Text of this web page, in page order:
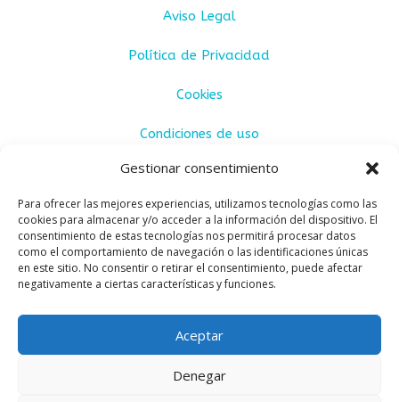
Gestionar consentimiento
Para ofrecer las mejores experiencias, utilizamos tecnologías como las
cookies para almacenar y/o acceder a la información del dispositivo. El
consentimiento de estas tecnologías nos permitirá procesar datos
como el comportamiento de navegación o las identificaciones únicas
en este sitio. No consentir o retirar el consentimiento, puede afectar
negativamente a ciertas características y funciones.
Aceptar
Denegar
Aviso Legal
Política de Privacidad
Cookies
Condiciones de uso
Condiciones de venta